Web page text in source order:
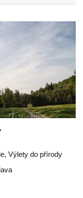
Výlety do přírody